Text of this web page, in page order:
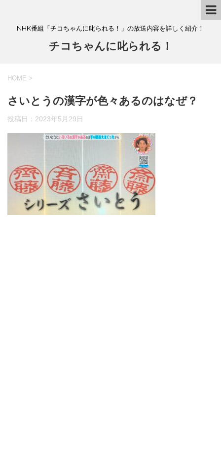
NHK番組「チコちゃんに叱られる！」の放送内容を詳しく紹介！
チコちゃんに叱られる！
HOME >
さいとうの漢字が色々あるのはなぜ？
投稿日： 2023年5月29日